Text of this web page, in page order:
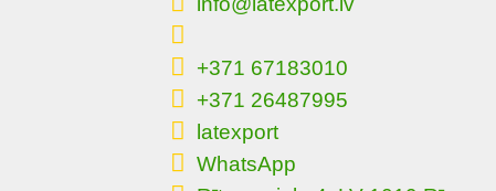
+371 67183010
+371 26487995
latexport
WhatsApp